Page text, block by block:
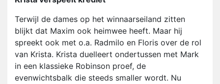
Terwijl de dames op het winnaarseiland zitten
blijkt dat Maxim ook heimwee heeft. Maar hij
spreekt ook met o.a. Radmilo en Floris over de rol
van Krista. Krista duelleert ondertussen met Mark
in een klassieke Robinson proef, de
evenwichtsbalk die steeds smaller wordt. Nu